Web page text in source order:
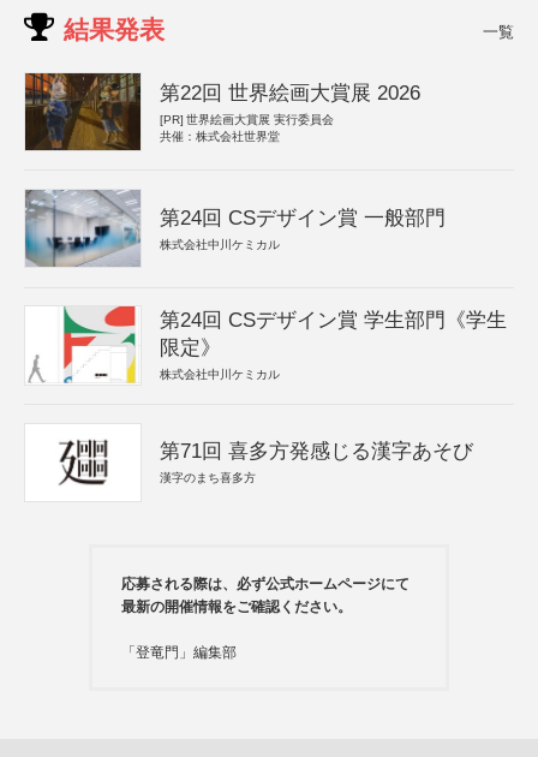
結果発表 一覧
第22回 世界絵画大賞展 2026
[PR] 世界絵画大賞展 実行委員会
共催：株式会社世界堂
第24回 CSデザイン賞 一般部門
株式会社中川ケミカル
第24回 CSデザイン賞 学生部門《学生
限定》
株式会社中川ケミカル
第71回 喜多方発感じる漢字あそび
漢字のまち喜多方
応募される際は、必ず公式ホームページにて
最新の開催情報をご確認ください。
「登竜門」編集部